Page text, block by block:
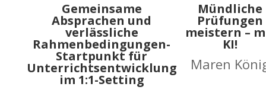
Gemeinsame
Absprachen und
verlässliche
Rahmenbedingungen-
Startpunkt für
Unterrichtsentwicklung
im 1:1-Setting
Mündliche
Prüfungen
meistern –
KI!
Maren